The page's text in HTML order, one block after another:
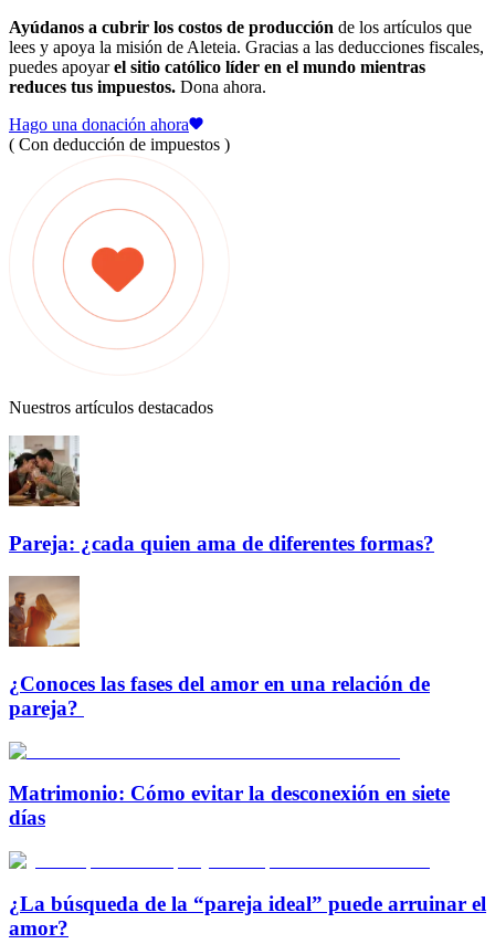
Ayúdanos a cubrir los costos de producción de los artículos que
lees y apoya la misión de Aleteia. Gracias a las deducciones fiscales,
puedes apoyarel sitio católico líder en el mundo mientras
reduces tus impuestos. Dona ahora.
Hago una donación ahora
( Con deducción de impuestos )
Nuestros artículos destacados
Pareja: ¿cada quien ama de diferentes formas?
¿Conoces las fases del amor en una relación de
pareja?
Matrimonio: Cómo evitar la desconexión en siete
días
¿La búsqueda de la “pareja ideal” puede arruinar el
amor?